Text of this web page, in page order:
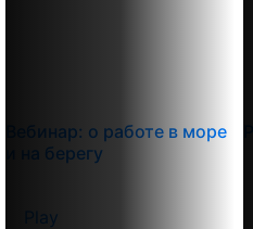
Вебинар: о работе в море
и на берегу
Play